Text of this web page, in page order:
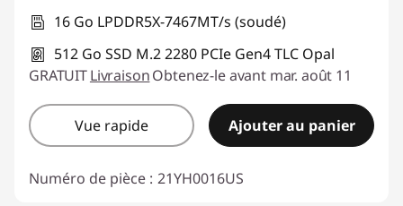
16 Go LPDDR5X-7467MT/s (soudé)
512 Go SSD M.2 2280 PCIe Gen4 TLC Opal
GRATUITLivraisonObtenez-le avant mar. août 11
Vue rapide Ajouter au panier
Numéro de pièce : 21YH0016US